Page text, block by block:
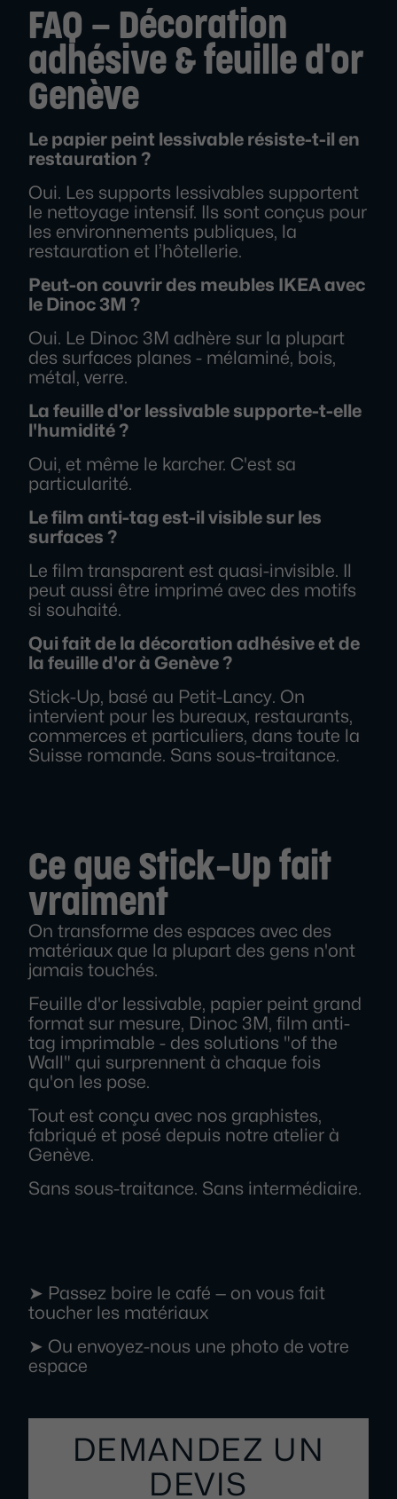
FAQ – Décoration
adhésive & feuille d'or
Genève
Le papier peint lessivable résiste-t-il en
restauration ?
Oui. Les supports lessivables supportent
le nettoyage intensif. Ils sont conçus pour
les environnements publiques, la
restauration et l’hôtellerie.
Peut-on couvrir des meubles IKEA avec
le Dinoc 3M ?
Oui. Le Dinoc 3M adhère sur la plupart
des surfaces planes - mélaminé, bois,
métal, verre.
La feuille d'or lessivable supporte-t-elle
l'humidité ?
Oui, et même le karcher. C'est sa
particularité.
Le film anti-tag est-il visible sur les
surfaces ?
Le film transparent est quasi-invisible. Il
peut aussi être imprimé avec des motifs
si souhaité.
Qui fait de la décoration adhésive et de
la feuille d'or à Genève ?
Stick-Up, basé au Petit-Lancy. On
intervient pour les bureaux, restaurants,
commerces et particuliers, dans toute la
Suisse romande. Sans sous-traitance.
Ce que Stick-Up fait
vraiment
On transforme des espaces avec des
matériaux que la plupart des gens n'ont
jamais touchés.
Feuille d'or lessivable, papier peint grand
format sur mesure, Dinoc 3M, film anti-
tag imprimable - des solutions "of the
Wall" qui surprennent à chaque fois
qu'on les pose.
Tout est conçu avec nos graphistes,
fabriqué et posé depuis notre atelier à
Genève.
Sans sous-traitance. Sans intermédiaire.
➤ Passez boire le café — on vous fait
toucher les matériaux
➤ Ou envoyez-nous une photo de votre
espace
DEMANDEZ UN
DEVIS